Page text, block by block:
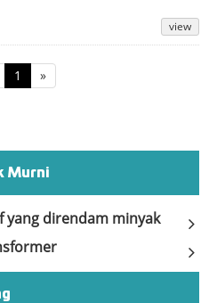
view
1 »
Murni
direndam minyak